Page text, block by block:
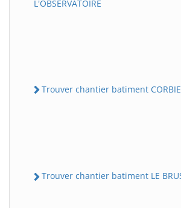
L'OBSERVATOIRE
Trouver chantier batiment
Trouver chantier batiment LE